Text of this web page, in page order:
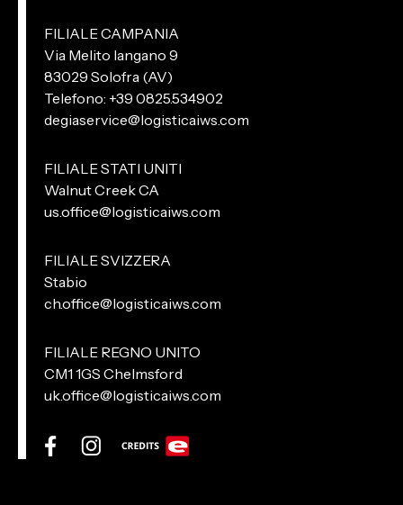
FILIALE CAMPANIA
Via Melito Iangano 9
83029 Solofra (AV)
Telefono: +39 0825.534902
degiaservice@logisticaiws.com
FILIALE STATI UNITI
Walnut Creek CA
us.office@logisticaiws.com
FILIALE SVIZZERA
Stabio
ch.office@logisticaiws.com
FILIALE REGNO UNITO
CM1 1GS Chelmsford
uk.office@logisticaiws.com